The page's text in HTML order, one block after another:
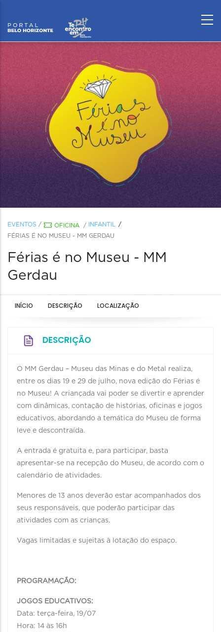
EVENTOS / OFICINA /
INFANTIL
FÉRIAS É NO MUSEU - MM GERDAU
Férias é no Museu - MM
Gerdau
INÍCIO DESCRIÇÃO LOCALIZAÇÃO
DESCRIÇÃO
O MM Gerdau – Museu das Minas e do Metal realiza,
entre os dias 19 e 29 de julho, nova edição do Férias é
no Museu! A criançada vai poder se divertir e aprender
com dinâmicas, contação de histórias, oficinas e jogos
educativos, abordando a temática do Museu de forma
leve e descontraída.
A entrada é gratuita e, para participar, basta
apresentar-se na recepção do Museu, de acordo com o
calendário de atividades.
Menores de 13 anos deverão estar acompanhados dos
seus responsáveis, que poderão participar das
atividades com as crianças.
Vagas limitadas e sujeitas à lotação do espaço.
PROGRAMAÇÃO:
JOGOS EDUCATIVOS:
Data: terça-feira, 19/07
Hora: 14 às 16h